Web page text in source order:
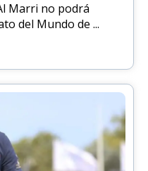
Marri no podrá
del Mundo de ...